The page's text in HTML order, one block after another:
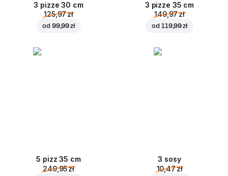
3 pizze 30 cm
125,97 zł
od 99,99 zł
3 pizze 35 cm
149,97 zł
od 119,99 zł
5 pizz 35 cm
249,95 zł
3 sosy
10,47 zł